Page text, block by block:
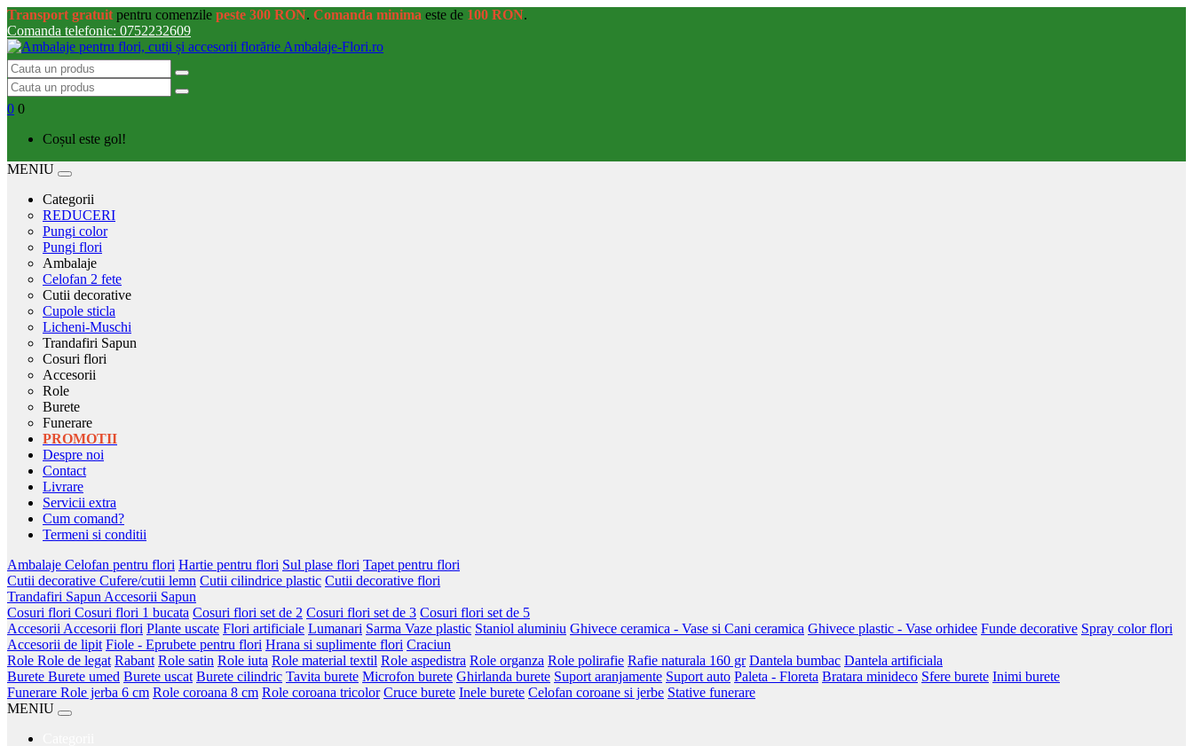
Transport gratuit pentru comenzile peste 300 RON. Comanda minima este de 100 RON.
Comanda telefonic: 0752232609
0 0
Coșul este gol!
MENIU
Categorii
REDUCERI
Pungi color
Pungi flori
Ambalaje
Celofan 2 fete
Cutii decorative
Cupole sticla
Licheni-Muschi
Trandafiri Sapun
Cosuri flori
Accesorii
Role
Burete
Funerare
PROMOTII
Despre noi
Contact
Livrare
Servicii extra
Cum comand?
Termeni si conditii
Ambalaje Celofan pentru flori Hartie pentru flori Sul plase flori Tapet pentru flori
Cutii decorative Cufere/cutii lemn Cutii cilindrice plastic Cutii decorative flori
Trandafiri Sapun Accesorii Sapun
Cosuri flori Cosuri flori 1 bucata Cosuri flori set de 2 Cosuri flori set de 3 Cosuri flori set de 5
Accesorii Accesorii flori Plante uscate Flori artificiale Lumanari Sarma Vaze plastic Staniol aluminiu Ghivece ceramica - Vase si Cani ceramica Ghivece plastic - Vase orhidee Funde decorative Spray color flori
Accesorii de lipit Fiole - Eprubete pentru flori Hrana si suplimente flori Craciun
Role Role de legat Rabant Role satin Role iuta Role material textil Role aspedistra Role organza Role polirafie Rafie naturala 160 gr Dantela bumbac Dantela artificiala
Burete Burete umed Burete uscat Burete cilindric Tavita burete Microfon burete Ghirlanda burete Suport aranjamente Suport auto Paleta - Floreta Bratara minideco Sfere burete Inimi burete
Funerare Role jerba 6 cm Role coroana 8 cm Role coroana tricolor Cruce burete Inele burete Celofan coroane si jerbe Stative funerare
MENIU